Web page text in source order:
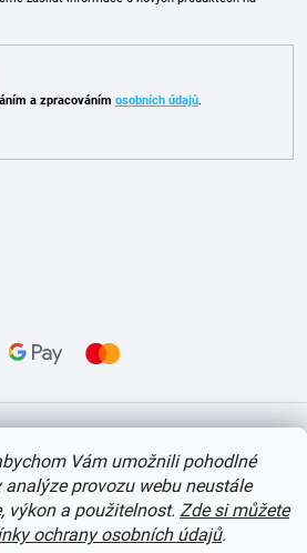
Vám umožnili pohodlné
provozu webu neustále
výkon a použitelnost. Zde si můžete
ochrany osobních údajů.
a zpracováním osobních údajů.
práva vyhrazena. Upravit nastavení cookies